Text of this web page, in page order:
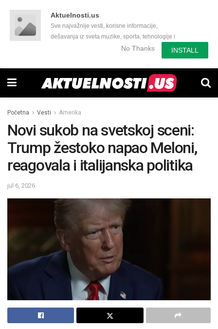
Aktuelnosti.us
Sve najvažnije vesti, korisne informacije,
dešavanja iz sveta muzike, sporta, tehnologije i
još mnogo toga zanimljivog.No Thanks INSTALL
Početna Vesti Amerika
Novi sukob na svetskoj sceni:
Trump žestoko napao Meloni,
reagovala i italijanska politika
jul 6, 2026